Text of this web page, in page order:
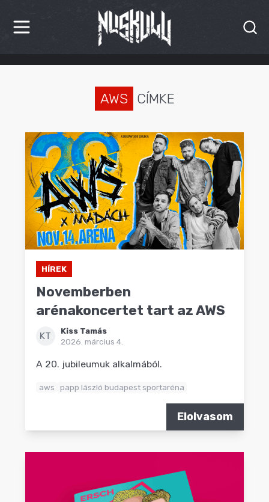
HÍREK
INTERJÚK
PREMIEREK
KULT
MÁSVILÁG
BLOG
AWS CÍMKE
HÍREK
Novemberben
arénakoncertet tart az AWS
KT
Kiss Tamás
2026. március 4.
A 20. jubileumuk alkalmából.
aws papp lászló budapest sportaréna
Elolvasom